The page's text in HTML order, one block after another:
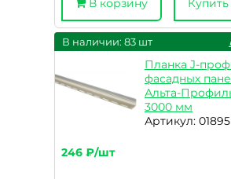
В корзину Купить
В наличии: 83 шт
Планка J-
фасадных
Альта-
3000 мм
Артикул: 01895
246 ₽/шт